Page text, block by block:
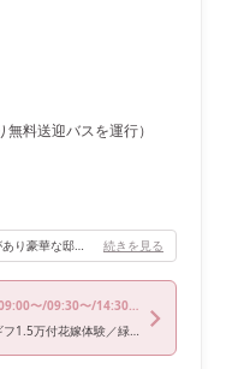
料送迎バスを運行）
専用のガーデンがとても広く、大階段や噴水があり豪華な邸宅のイメージです。挙式と披露宴の空き時間をガーデンでドリンクや軽食と共に過ごしていただけるのでゲストを飽きさせません。 また、デザートブッフェも同じガーデンで行うことができ、見た目の豪華さはもちろんですが、ゲストから「換気の観点からかガーデンで過ごす時間が多く取られていたことに新郎新婦の心配りをすごく感じました」との声を多数いただきました。コロナ対策としても大きな専用ガーデンがついているのは魅力だと思います。 続きを見る
〜/09:30〜/14:30〜/15:00〜
まもなく満席▲＼お盆限定*アマギフ1.5万付花嫁体験／緑の邸宅×憧れドレス試着×絶品コース試食